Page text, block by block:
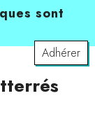
sont
Adhérer